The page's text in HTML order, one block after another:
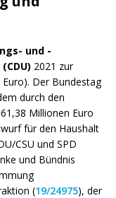
und -
2021 zur
Der Bundestag
durch den
Millionen Euro
für den Haushalt
CSU und SPD
und Bündnis
(19/24975), der